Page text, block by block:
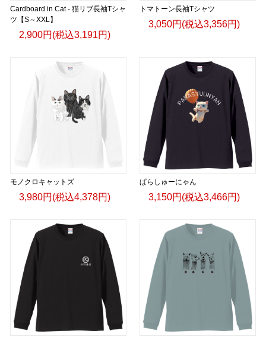
Cardboard in Cat - 猫リブ長袖Tシャ
ツ【S～XXL】
2,900円(税込3,191円)
トマトーン長袖Tシャツ
3,050円(税込3,356円)
モノクロキャットズ
3,980円(税込4,378円)
ぱらしゅーにゃん
3,150円(税込3,466円)